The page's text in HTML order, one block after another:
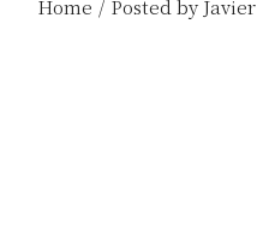
Home Posted by Javier